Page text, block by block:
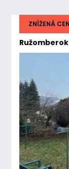
Ružomberok
ZNÍŽENÁ